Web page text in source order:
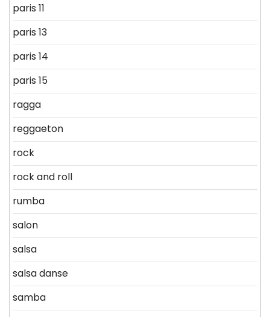
paris 11
paris 13
paris 14
paris 15
ragga
reggaeton
rock
rock and roll
rumba
salon
salsa
salsa danse
samba